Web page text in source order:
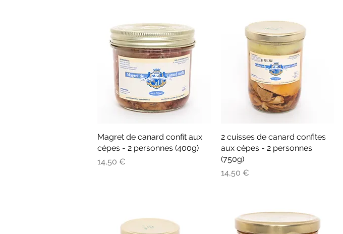
Aperçu rapide
Magret de canard confit aux
cèpes - 2 personnes (400g)
Prix
14,50 €
Aperçu rapide
2 cuisses de canard confites
aux cèpes - 2 personnes
(750g)
Prix
14,50 €